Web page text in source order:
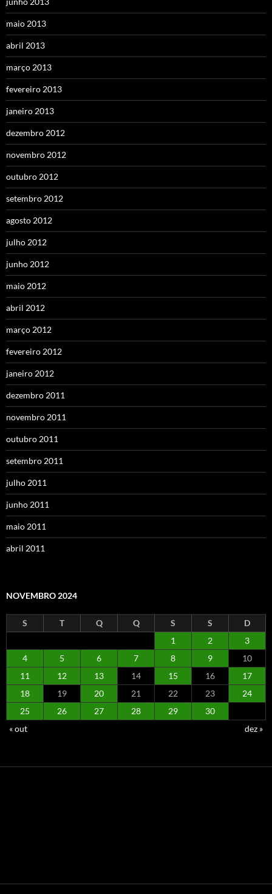
maio 2013
abril 2013
março 2013
fevereiro 2013
janeiro 2013
dezembro 2012
novembro 2012
outubro 2012
setembro 2012
agosto 2012
julho 2012
junho 2012
maio 2012
abril 2012
março 2012
fevereiro 2012
janeiro 2012
dezembro 2011
novembro 2011
outubro 2011
setembro 2011
julho 2011
junho 2011
maio 2011
abril 2011
NOVEMBRO 2024
S T Q Q S S
D
1
2
3
4
5 6 7 8 9
10
11
12 13 14 15 16
17
18
19 20 21 22 23
24
25
26 27 28 29
30
« out
dez »